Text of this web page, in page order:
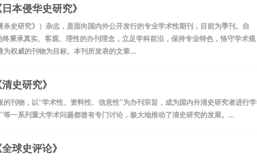
日本侵华史研究》
杀史研究》）杂志，是面向国内外公开发行的专业学术性期刊，目前为季刊。自
秉承真实、客观、理性的办刊理念，立足学科前沿，保持专业特色，恪守学术规
权威的刊物为目标。本刊所发表的文章...
清史研究》
刊物，以“学术性、资料性、信息性”为办刊宗旨，成为国内外清史研究者进行学
一系列重大学术问题都曾有专门讨论，极大地推动了清史研究的发展。...
全球史评论》